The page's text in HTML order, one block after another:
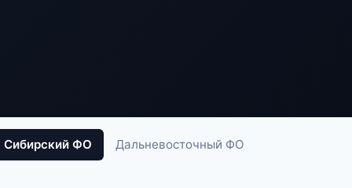
Сибирский ФО Дальневосточный ФО